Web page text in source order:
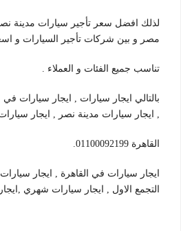
لذلك افضل سعر تأجير سيارات مدينة
مصر و بين شركات تأجير السيارات و
تناسب جميع الفئات و العملاء .
بالتالي ايجار سيارات , ايجار سيارات
, ايجار سيارات مدينة نصر , ايجار
القاهرة 01100092199.
ايجار سيارات في القاهرة , ايجار
التجمع الاول , ايجار سيارات شهري